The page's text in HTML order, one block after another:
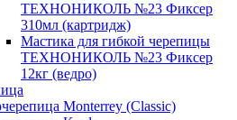
ТЕХНОНИКОЛЬ №23 Фиксер
310мл (картридж)
Мастика для гибкой черепицы
ТЕХНОНИКОЛЬ №23 Фиксер
12кг (ведро)
Мonterrey (Classic)